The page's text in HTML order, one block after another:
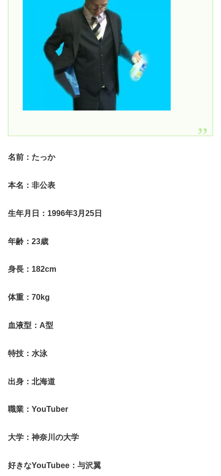
名前：たっか
本名：非公表
生年月日：1996年3月25日
年齢：23歳
身長：182cm
体重：70kg
血液型：A型
特技：水泳
出身：北海道
職業：YouTuber
大学：神奈川の大学
好きなYouTubee：与沢翼